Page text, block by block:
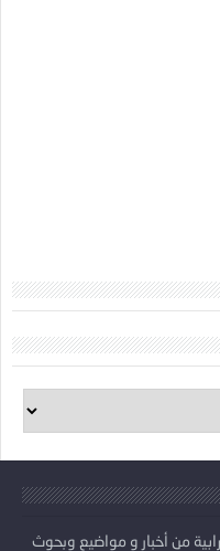
من أخبار و مواضيع وبحوث